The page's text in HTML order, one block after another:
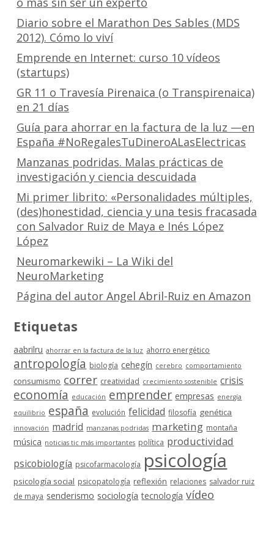
Diario sobre el Marathon Des Sables (MDS
2012). Cómo lo viví
Emprende en Internet: curso 10 vídeos
(startups)
GR 11 o Travesía Pirenaica (o Transpirenaica)
en 21 días
Guía para ahorrar en la factura de la luz —en
España #NoRegalesTuDineroALasElectricas
Manzanas podridas. Malas prácticas de
investigación y ciencia descuidada
Mi primer librito: «Personalidades múltiples,
(des)honestidad, ciencia y una tesis fracasada
con Salvador Ruiz de Maya e Inés López
López
Neuromarkewiki – La Wiki del
NeuroMarketing
Página del autor Angel Abril-Ruiz en Amazon
Etiquetas
aabrilru ahorrar en la factura de la luz ahorro energético
antropología biología cehegín cerebro comportamiento
consumismo correr creatividad crecimiento sostenible crisis
economía educación emprender empresas energía
equilibrio españa evolución felicidad filosofía genética
innovación madrid manzanas podridas marketing montaña
música noticias tic más importantes política productividad
psicobiología psicofarmacología psicología
psicología social psicopatología reflexión relaciones salvador ruiz
de maya senderismo sociología tecnología vídeo